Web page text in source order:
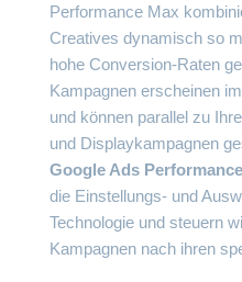
Performance Max
Creatives dynamisch so
hohe Conversion-Raten
Kampagnen erscheinen
und können parallel zu
und Displaykampagnen
Google Ads
die Einstellungs- und
Technologie und steuern
Kampagnen nach ihren